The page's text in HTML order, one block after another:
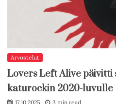
Arvostelut
Lovers Left Alive päivitti
katurockin 2020-luvulle
17.10.2025 3 min read